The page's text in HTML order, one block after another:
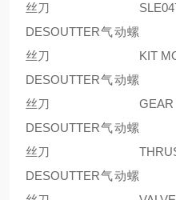
丝刀
DESOUTTER气动螺
丝刀
KIT
DESOUTTER气动螺
丝刀
GEAR
DESOUTTER气动螺
丝刀
DESOUTTER气动螺